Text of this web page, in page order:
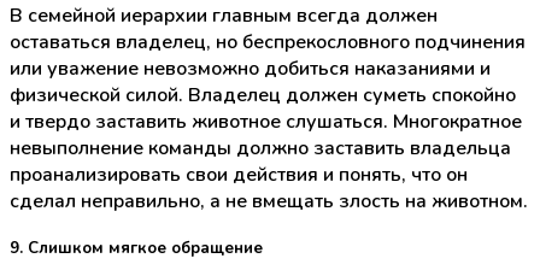
В семейной иерархии главным всегда должен
оставаться владелец, но беспрекословного подчинения
или уважение невозможно добиться наказаниями и
физической силой. Владелец должен суметь спокойно
и твердо заставить животное слушаться. Многократное
невыполнение команды должно заставить владельца
проанализировать свои действия и понять, что он
сделал неправильно, а не вмещать злость на животном.
9. Слишком мягкое обращение